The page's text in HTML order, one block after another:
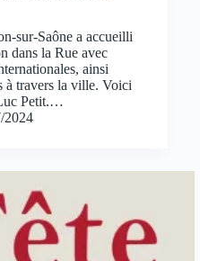
sur-Saône a accueilli
dans la Rue avec
ainsi
à travers la ville. Voici
Petit.…
2024